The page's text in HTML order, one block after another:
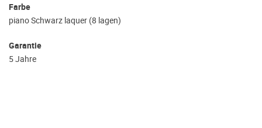
Farbe
piano Schwarz laquer (8 lagen)
Garantie
5 Jahre